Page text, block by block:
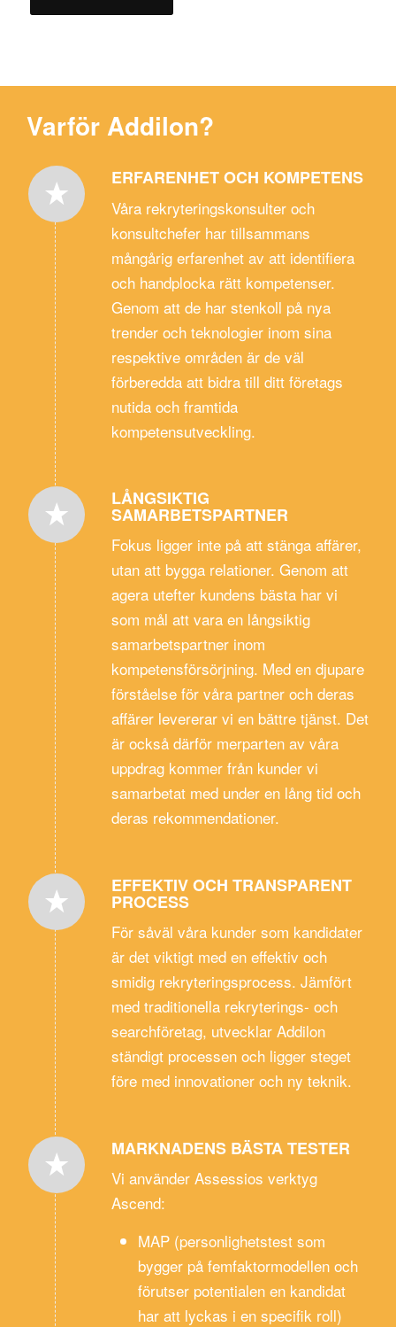
Varför Addilon?
ERFARENHET OCH KOMPETENS
Våra rekryteringskonsulter och
konsultchefer har tillsammans
mångårig erfarenhet av att identifiera
och handplocka rätt kompetenser.
Genom att de har stenkoll på nya
trender och teknologier inom sina
respektive områden är de väl
förberedda att bidra till ditt företags
nutida och framtida
kompetensutveckling.
LÅNGSIKTIG
SAMARBETSPARTNER
Fokus ligger inte på att stänga affärer,
utan att bygga relationer. Genom att
agera utefter kundens bästa har vi
som mål att vara en långsiktig
samarbetspartner inom
kompetensförsörjning. Med en djupare
förståelse för våra partner och deras
affärer levererar vi en bättre tjänst. Det
är också därför merparten av våra
uppdrag kommer från kunder vi
samarbetat med under en lång tid och
deras rekommendationer.
EFFEKTIV OCH TRANSPARENT
PROCESS
För såväl våra kunder som kandidater
är det viktigt med en effektiv och
smidig rekryteringsprocess. Jämfört
med traditionella rekryterings- och
searchföretag, utvecklar Addilon
ständigt processen och ligger steget
före med innovationer och ny teknik.
MARKNADENS BÄSTA TESTER
Vi använder Assessios verktyg
Ascend:
MAP (personlighetstest som
bygger på femfaktormodellen och
förutser potentialen en kandidat
har att lyckas i en specifik roll)